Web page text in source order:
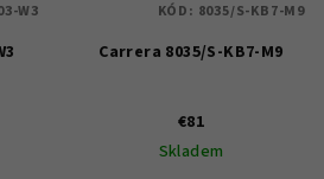
W3
Carrera 8035/S-KB7-M9
€81
Skladem
KÓD: 8035/S-KB7-M9